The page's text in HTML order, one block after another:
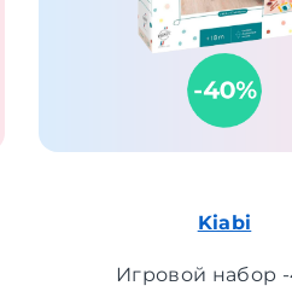
Kiabi
Игровой набор